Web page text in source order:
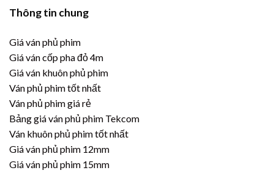
Thông tin chung
Giá ván phủ phim
Giá ván cốp pha đỏ 4m
Giá ván khuôn phủ phim
Ván phủ phim tốt nhất
Ván phủ phim giá rẻ
Bảng giá ván phủ phim Tekcom
Ván khuôn phủ phim tốt nhất
Giá ván phủ phim 12mm
Giá ván phủ phim 15mm